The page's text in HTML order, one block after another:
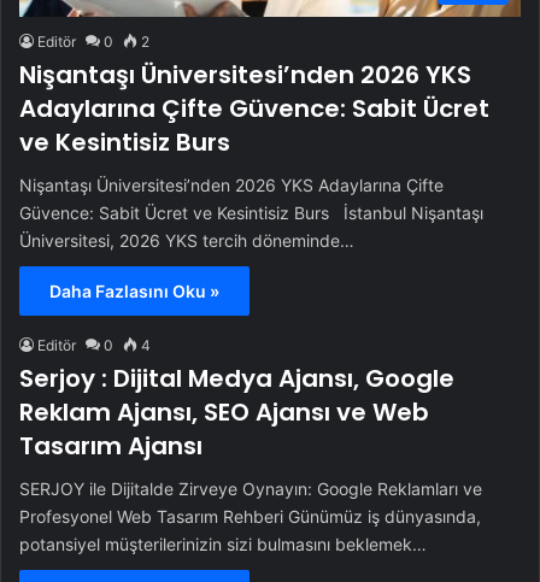
Editör 0 2
Nişantaşı Üniversitesi’nden 2026 YKS
Adaylarına Çifte Güvence: Sabit Ücret
ve Kesintisiz Burs
Nişantaşı Üniversitesi’nden 2026 YKS Adaylarına Çifte
Güvence: Sabit Ücret ve Kesintisiz Burs İstanbul Nişantaşı
Üniversitesi, 2026 YKS tercih döneminde…
Daha Fazlasını Oku »
Editör 0 4
Serjoy : Dijital Medya Ajansı, Google
Reklam Ajansı, SEO Ajansı ve Web
Tasarım Ajansı
SERJOY ile Dijitalde Zirveye Oynayın: Google Reklamları ve
Profesyonel Web Tasarım Rehberi Günümüz iş dünyasında,
potansiyel müşterilerinizin sizi bulmasını beklemek…